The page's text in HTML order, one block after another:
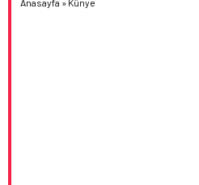
Demiryolu Hikâyecileri
Anasayfa » Künye